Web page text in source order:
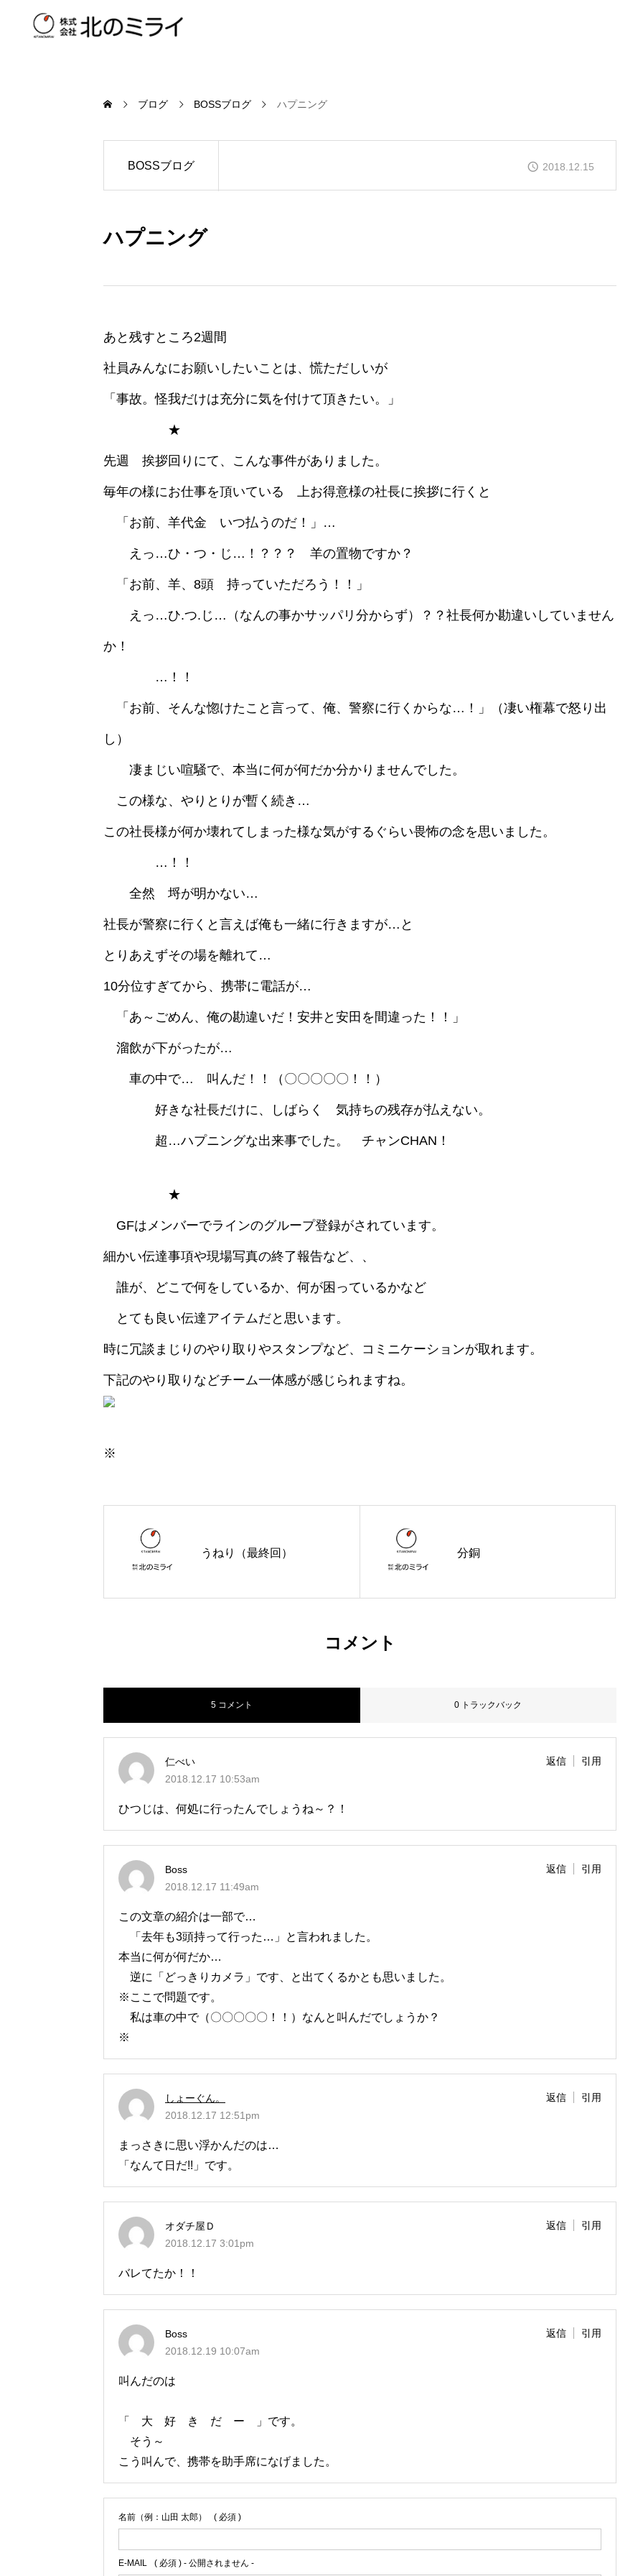
事業内容
ブログ BOSSブログ ハプニング
BOSSブログ 2018.12.15
ハプニング
あと残すところ2週間
社員みんなにお願いしたいことは、慌ただしいが
「事故。怪我だけは充分に気を付けて頂きたい。」
★
先週 挨拶回りにて、こんな事件がありました。
毎年の様にお仕事を頂いている 上お得意様の社長に挨拶に行くと
「お前、羊代金 いつ払うのだ！」…
えっ…ひ・つ・じ…！？？？ 羊の置物ですか？
「お前、羊、8頭 持っていただろう！！」
えっ…ひ.つ.じ…（なんの事かサッパリ分からず）？？社長何か勘違いしていません
か！
…！！
「お前、そんな惚けたこと言って、俺、警察に行くからな…！」（凄い権幕で怒り出
し）
凄まじい喧騒で、本当に何が何だか分かりませんでした。
この様な、やりとりが暫く続き…
この社長様が何か壊れてしまった様な気がするぐらい畏怖の念を思いました。
…！！
全然 埒が明かない…
社長が警察に行くと言えば俺も一緒に行きますが…と
とりあえずその場を離れて…
10分位すぎてから、携帯に電話が…
「あ～ごめん、俺の勘違いだ！安井と安田を間違った！！」
溜飲が下がったが…
車の中で… 叫んだ！！（〇〇〇〇〇！！）
好きな社長だけに、しばらく 気持ちの残存が払えない。
超…ハプニングな出来事でした。 チャンCHAN！
★
GFはメンバーでラインのグループ登録がされています。
細かい伝達事項や現場写真の終了報告など、、
誰が、どこで何をしているか、何が困っているかなど
とても良い伝達アイテムだと思います。
時に冗談まじりのやり取りやスタンプなど、コミニケーションが取れます。
下記のやり取りなどチーム一体感が感じられますね。
※
うねり（最終回） 分銅
コメント
5 コメント 0 トラックバック
仁べい
2018.12.17 10:53am
返信 引用
ひつじは、何処に行ったんでしょうね～？！
Boss
2018.12.17 11:49am
返信 引用
この文章の紹介は一部で…
「去年も3頭持って行った…」と言われました。
本当に何が何だか…
逆に「どっきりカメラ」です、と出てくるかとも思いました。
※ここで問題です。
私は車の中で（〇〇〇〇〇！！）なんと叫んだでしょうか？
※
しょーぐん。
2018.12.17 12:51pm
返信 引用
まっさきに思い浮かんだのは…
「なんて日だ!!」です。
オダチ屋Ｄ
2018.12.17 3:01pm
返信 引用
バレてたか！！
Boss
2018.12.19 10:07am
返信 引用
叫んだのは
「 大 好 き だ ー 」です。
そう～
こう叫んで、携帯を助手席になげました。
名前（例：山田 太郎） ( 必須 )
E-MAIL ( 必須 ) - 公開されません -